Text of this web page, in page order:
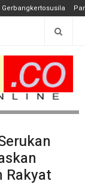
Gerbangkertosusila
Rakyat